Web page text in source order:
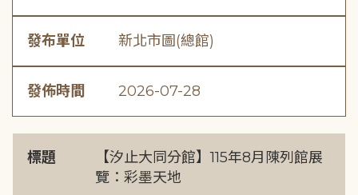
發布單位 新北市圖(總館)
發佈時間 2026-07-28
標題
【汐止大同分館】115年8月陳列館展
覽：彩墨天地